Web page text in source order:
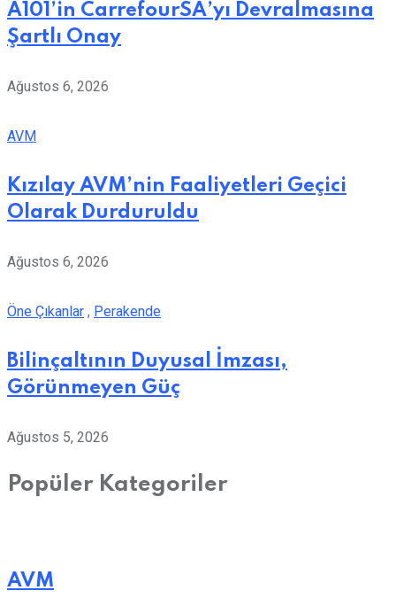
A101’in CarrefourSA’yı Devralmasına
Şartlı Onay
Ağustos 6, 2026
AVM
Kızılay AVM’nin Faaliyetleri Geçici
Olarak Durduruldu
Ağustos 6, 2026
Öne Çıkanlar , Perakende
Bilinçaltının Duyusal İmzası,
Görünmeyen Güç
Ağustos 5, 2026
Popüler Kategoriler
AVM